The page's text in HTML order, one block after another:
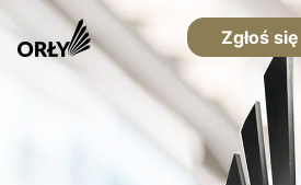
Zgłoś się